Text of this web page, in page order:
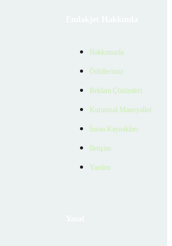
Hakkımızda
Ödüllerimiz
Reklam Çözümleri
Kurumsal Materyaller
İnsan Kaynakları
İletişim
Yardım